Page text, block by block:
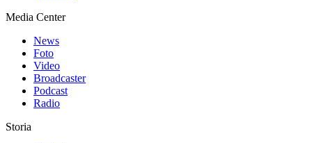
Media Center
News
Foto
Video
Broadcaster
Podcast
Radio
Storia